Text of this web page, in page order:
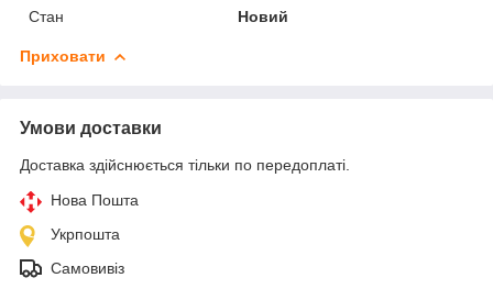
Стан
Новий
Приховати
Умови доставки
Доставка здійснюється тільки по передоплаті.
Нова Пошта
Укрпошта
Самовивіз